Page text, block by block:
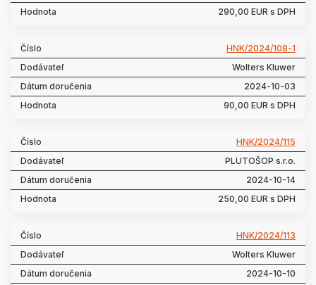
290,00 EUR s DPH
HNK/2024/108-1
Wolters Kluwer
2024-10-03
90,00 EUR s DPH
HNK/2024/115
PLUTOŠOP s.r.o.
2024-10-14
250,00 EUR s DPH
HNK/2024/113
Wolters Kluwer
2024-10-10